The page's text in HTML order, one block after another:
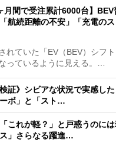
月間で受注累計6000台】
航続距離の不安」「充電の
ていた「EV（BEV）シフト
っているように見える。…
証》シビアな状況で実感し
ボ」と「スト…
これが軽？」と戸惑うのに
」さらなる躍進…